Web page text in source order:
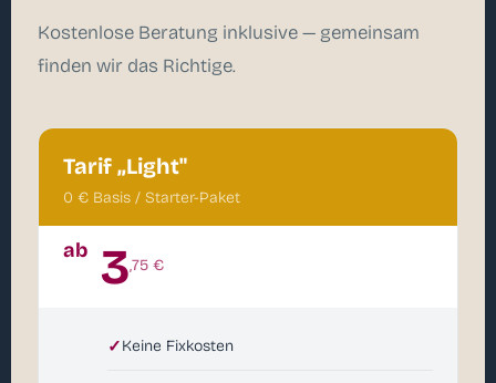
Kostenlose Beratung inklusive — gemeinsam
finden wir das Richtige.
Tarif „Light"
0 € Basis / Starter-Paket
ab 3,75 €
✓Keine Fixkosten